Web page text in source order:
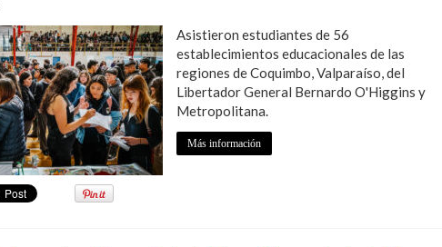
Asistieron estudiantes de 56
establecimientos educacionales de las
regiones de Coquimbo, Valparaíso, del
Libertador General Bernardo O'Higgins y
Metropolitana.
Más información